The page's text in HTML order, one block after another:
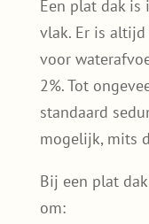
Een plat dak
vlak. Er is
voor
2%. Tot
standaard
mogelijk, mits
Bij een plat
om: